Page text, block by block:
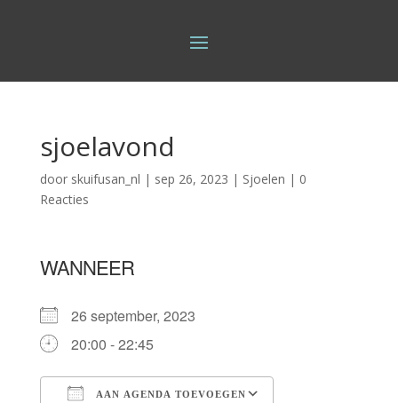
sjoelavond
door skuifusan_nl | sep 26, 2023 | Sjoelen | 0
Reacties
WANNEER
26 september, 2023
20:00 - 22:45
AAN AGENDA TOEVOEGEN